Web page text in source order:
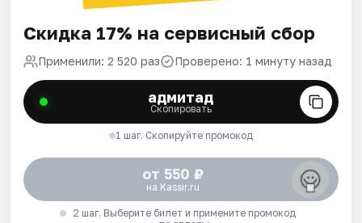
Скидка 17% на сервисный сбор
Применили: 2 520 раз Проверено: 1 минуту назад
адмитад
Скопировать
1 шаг. Скопируйте промокод
от 550 ₽
на Kassir.ru
2 шаг. Выберите билет и примените промокод